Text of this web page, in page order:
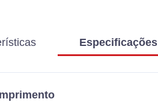
Especificações